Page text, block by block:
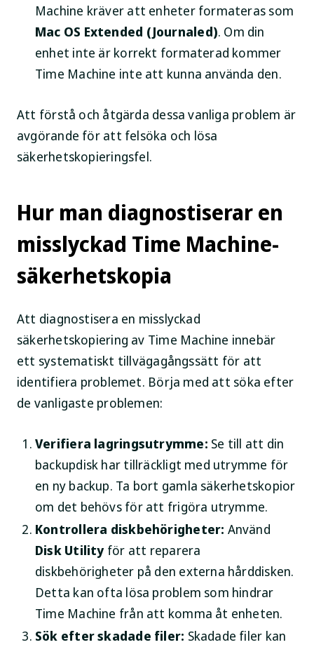
Machine kräver att enheter formateras som
Mac OS Extended (Journaled). Om din
enhet inte är korrekt formaterad kommer
Time Machine inte att kunna använda den.
Att förstå och åtgärda dessa vanliga problem är
avgörande för att felsöka och lösa
säkerhetskopieringsfel.
Hur man diagnostiserar en
misslyckad Time Machine-
säkerhetskopia
Att diagnostisera en misslyckad
säkerhetskopiering av Time Machine innebär
ett systematiskt tillvägagångssätt för att
identifiera problemet. Börja med att söka efter
de vanligaste problemen:
Verifiera lagringsutrymme: Se till att din
backupdisk har tillräckligt med utrymme för
en ny backup. Ta bort gamla säkerhetskopior
om det behövs för att frigöra utrymme.
Kontrollera diskbehörigheter: Använd
Disk Utilityför att reparera
diskbehörigheter på den externa hårddisken.
Detta kan ofta lösa problem som hindrar
Time Machine från att komma åt enheten.
Sök efter skadade filer: Skadade filer kan